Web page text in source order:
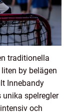
traditionella
by belägen
Innebandy
spelregler
och